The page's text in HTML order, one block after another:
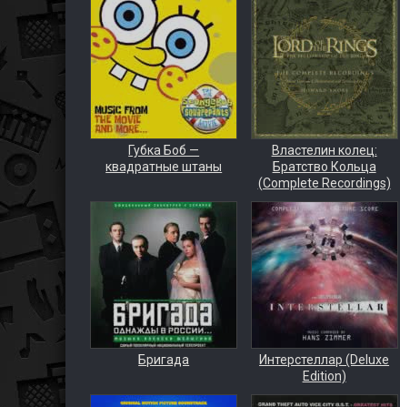
Губка Боб —
квадратные штаны
Властелин колец:
Братство Кольца
(Complete Recordings)
Бригада
Интерстеллар (Deluxe
Edition)